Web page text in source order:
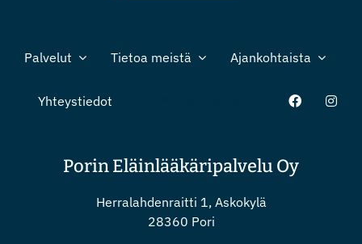
Palvelut Tietoa meistä Ajankohtaista
Yhteystiedot
Porin Eläinlääkäripalvelu Oy
Herralahdenraitti 1, Askokylä
28360 Pori